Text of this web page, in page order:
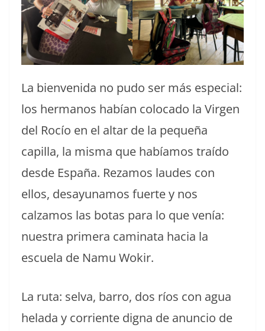
La bienvenida no pudo ser más especial:
los hermanos habían colocado la Virgen
del Rocío en el altar de la pequeña
capilla, la misma que habíamos traído
desde España. Rezamos laudes con
ellos, desayunamos fuerte y nos
calzamos las botas para lo que venía:
nuestra primera caminata hacia la
escuela de Namu Wokir.
La ruta: selva, barro, dos ríos con agua
helada y corriente digna de anuncio de